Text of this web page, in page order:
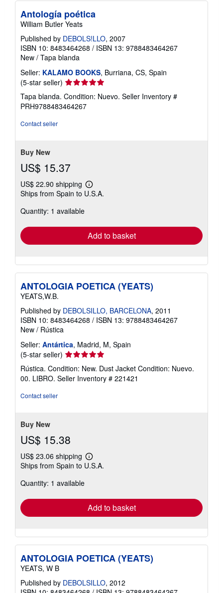
Antología poética
William Butler Yeats
Published by DEBOLS!LLO, 2007
ISBN 10: 8483464268 / ISBN 13: 9788483464267
New / Tapa blanda
Seller: KALAMO BOOKS, Burriana, CS, Spain
(5-star seller) Seller
rating
5
out
Tapa blanda. Condition: Nuevo. Seller Inventory #
PRH9788483464267
Contact seller
Buy New
US$ 15.37
US$ 22.90 shipping
Learn
more
Ships from Spain to U.S.A.
Quantity: 1 available
Add to basket
ANTOLOGIA POETICA (YEATS)
YEATS,W.B.
Published by DEBOLSILLO, BARCELONA, 2011
ISBN 10: 8483464268 / ISBN 13: 9788483464267
New / Rústica
Seller: Antártica, Madrid, M, Spain
(5-star seller) Seller
rating
5
out
Rústica. Condition: New. Dust Jacket Condition: Nuevo.
00. LIBRO. Seller Inventory # 221421
Contact seller
Buy New
US$ 15.38
US$ 23.06 shipping
Learn
more
Ships from Spain to U.S.A.
Quantity: 1 available
Add to basket
ANTOLOGIA POETICA (YEATS)
YEATS, W B
Published by DEBOLSILLO, 2012